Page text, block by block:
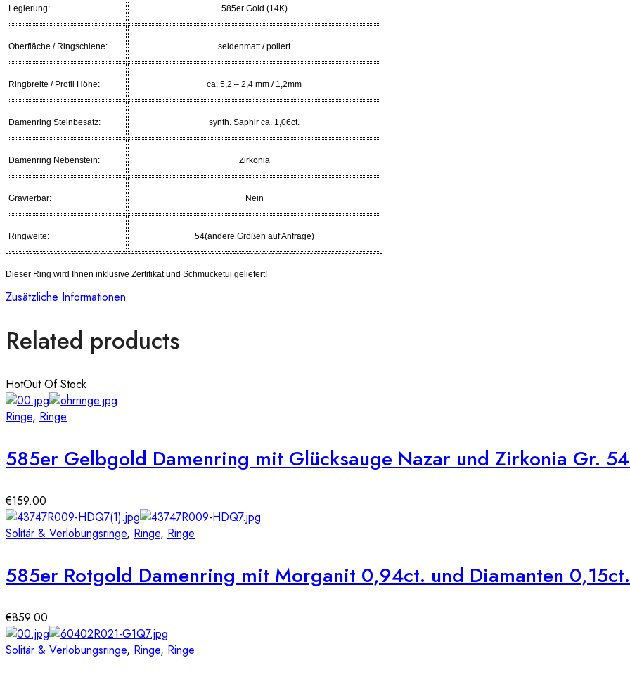
Legierung: 585er Gold (14K)
Oberfläche / Ringschiene: seidenmatt / poliert
Ringbreite / Profil Höhe: ca. 5,2 – 2,4 mm / 1,2mm
Damenring Steinbesatz: synth. Saphir ca. 1,06ct.
Damenring Nebenstein: Zirkonia
Gravierbar: Nein
Ringweite: 54(andere Größen auf Anfrage)
Dieser Ring wird Ihnen inklusive Zertifikat und Schmucketui geliefert!
Zusätzliche Informationen
Related products
HotOut Of Stock
Ringe, Ringe
585er Gelbgold Damenring mit Glücksauge Nazar und Zirkonia Gr.
€159.00
Solitär & Verlobungsringe, Ringe, Ringe
585er Rotgold Damenring mit Morganit 0,94ct. und Diamanten
€859.00
Solitär & Verlobungsringe, Ringe, Ringe